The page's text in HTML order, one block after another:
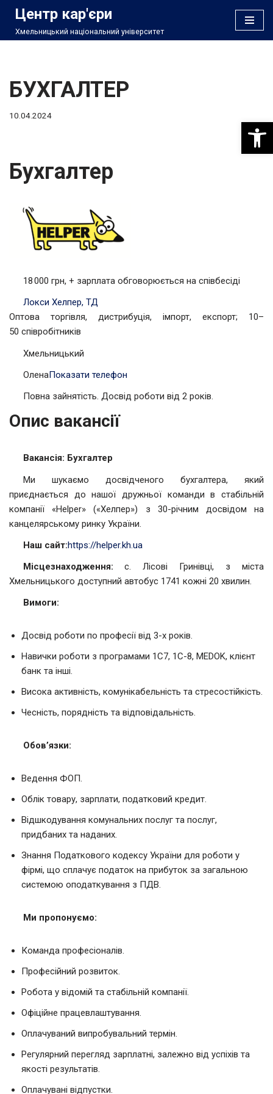
Перейти
Центр кар'єри
Хмельницький національний університет
БУХГАЛТЕР
10.04.2024
Бухгалтер
18 000 грн, + зарплата обговорюється на співбесіді
Локси Хелпер, ТД
Оптова торгівля, дистрибуція, імпорт, експорт; 10–
50 співробітників
Хмельницький
ОленаПоказати телефон
Повна зайнятість. Досвід роботи від 2 років.
Опис вакансії
Вакансія: Бухгалтер
Ми шукаємо досвідченого бухгалтера, який
приєднається до нашої дружньої команди в стабільній
компанії «Helper» («Хелпер») з 30-річним досвідом на
канцелярському ринку України.
Наш сайт:https://helper.kh.ua
Місцезнаходження: с. Лісові Гринівці, з міста
Хмельницького доступний автобус 1741 кожні 20 хвилин.
Вимоги:
Досвід роботи по професії від 3-х років.
Навички роботи з програмами 1С7, 1С-8, MEDOK, клієнт
банк та інші.
Висока активність, комунікабельність та стресостійкість.
Чесність, порядність та відповідальність.
Обов’язки:
Ведення ФОП.
Облік товару, зарплати, податковий кредит.
Відшкодування комунальних послуг та послуг,
придбаних та наданих.
Знання Податкового кодексу України для роботи у
фірмі, що сплачує податок на прибуток за загальною
системою оподаткування з ПДВ.
Ми пропонуємо:
Команда професіоналів.
Професійний розвиток.
Робота у відомій та стабільній компанії.
Офіційне працевлаштування.
Оплачуваний випробувальний термін.
Регулярний перегляд зарплатні, залежно від успіхів та
якості результатів.
Оплачувані відпустки.